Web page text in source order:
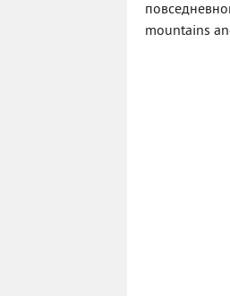
mountains